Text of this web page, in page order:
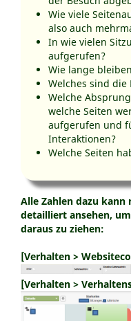
Wie viele
also auch
In wie vielen
aufgerufen?
Wie lange
Welches sind die
Welche
welche Seiten
aufgerufen und
Interaktionen?
Welche Seiten
Alle Zahlen dazu kann
detailliert ansehen,
daraus zu ziehen:
[Verhalten >
[Verhalten >